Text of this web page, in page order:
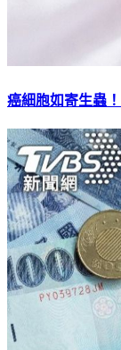
癌細胞如寄生蟲